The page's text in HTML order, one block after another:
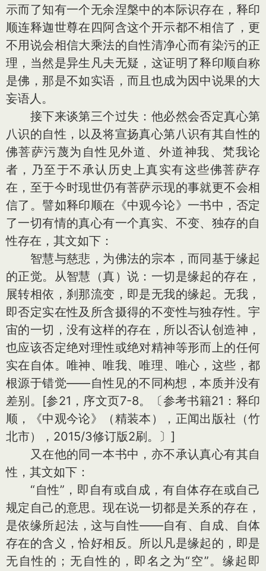
示而了知有一个无余涅槃中的本际识存在，释印
顺连释迦世尊在四阿含这个开示都不相信了，更
不用说会相信大乘法的自性清净心而有染污的正
理，当然是异生凡夫无疑，这证明了释印顺自称
是佛，那是不如实语，而且也成为因中说果的大
妄语人。
接下来谈第三个过失：他必然会否定真心第
八识的自性，以及将宣扬真心第八识有其自性的
佛菩萨污蔑为自性见外道、外道神我、梵我论
者，乃至于不承认历史上真实有这些佛菩萨存
在，至于今时现世仍有菩萨示现的事就更不会相
信了。譬如释印顺在《中观今论》一书中，否定
了一切有情的真心有一个真实、不变、独存的自
性存在，其文如下：
智慧与慈悲，为佛法的宗本，而同基于缘起
的正觉。从智慧（真）说：一切是缘起的存在，
展转相依，刹那流变，即是无我的缘起。无我，
即否定实在性及所含摄得的不变性与独存性。宇
宙的一切，没有这样的存在，所以否认创造神，
也应该否定绝对理性或绝对精神等形而上的任何
实在自体。唯神、唯我、唯理、唯心，这些，都
根源于错觉——自性见的不同构想，本质并没有
差别。[参21，序文页7-8。〔参考书籍21：释印
顺，《中观今论》（精装本），正闻出版社（竹
北市），2015/3修订版2刷。〕]
又在他的同一本书中，亦不承认真心有其自
性，其文如下：
“自性”，即自有或自成，有自体存在或自己
规定自己的意思。现在说一切都是关系的存在，
是依缘所起法，这与自性——自有、自成、自体
存在的含义，恰好相反。所以凡是缘起的，即是
无自性的；无自性的，即名之为“空”。缘起即